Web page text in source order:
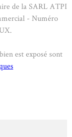
de la SARL ATPI
- Numéro
est exposé sont